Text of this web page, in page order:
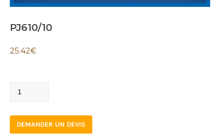
PJ610/10
25.42€
PJ610/10
DEMANDER UN DEVIS